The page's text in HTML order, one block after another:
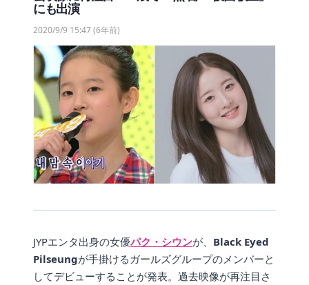
にも出演
2020/9/9 15:47(6年前)
JYPエンタ出身の女優パク・シウンが、 Black Eyed
Pilseungが手掛けるガールズグループのメンバーと
してデビューすることが発表。過去映像が再注目さ